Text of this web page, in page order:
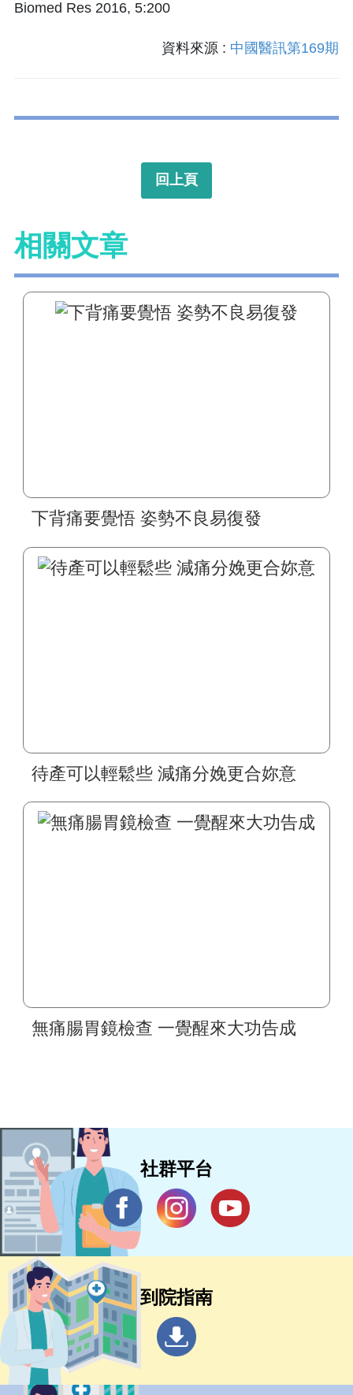
Biomed Res 2016, 5:200
資料來源 : 中國醫訊第169期
回上頁
相關文章
下背痛要覺悟 姿勢不良易復發
待產可以輕鬆些 減痛分娩更合妳意
無痛腸胃鏡檢查 一覺醒來大功告成
社群平台
到院指南